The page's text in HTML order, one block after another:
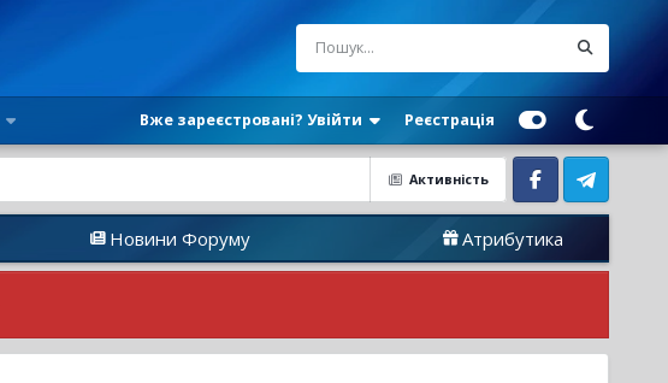
Вже зареєстровані? Увійти Реєстрація
Активність
Facebook Telegram
Новини Форуму Атрибутика